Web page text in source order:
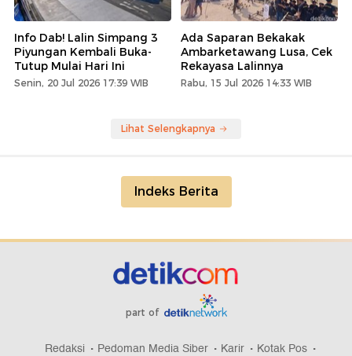
Info Dab! Lalin Simpang 3
Piyungan Kembali Buka-
Tutup Mulai Hari Ini
Senin, 20 Jul 2026 17:39 WIB
Ada Saparan Bekakak
Ambarketawang Lusa, Cek
Rekayasa Lalinnya
Rabu, 15 Jul 2026 14:33 WIB
Lihat Selengkapnya
Indeks Berita
part of
Redaksi Pedoman Media Siber Karir Kotak Pos